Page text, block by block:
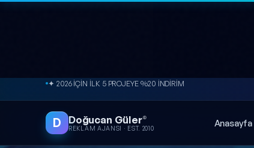
İçeriğe atla✦ 2026 İÇİN İLK 5 PROJEYE %20 İNDİRİM
D Doğucan Güler®
REKLAM AJANSI · EST. 2010
Anasayfa